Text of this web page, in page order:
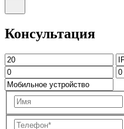
Консультация